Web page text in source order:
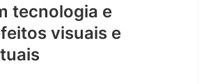
tecnologia e
visuais e